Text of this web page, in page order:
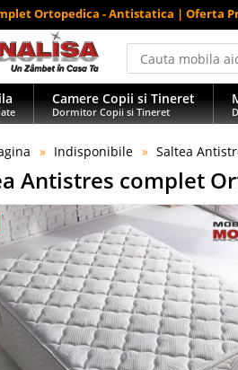
Ortopedica - Antistatica | Oferta
Camere Copii si Tineret
Dormitor Copii si Tineret
Indisponibile Saltea
Antistres complet